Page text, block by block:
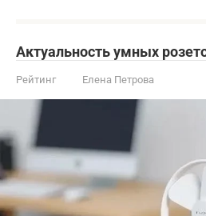
Актуальность умных
Рейтинг Елена Петрова